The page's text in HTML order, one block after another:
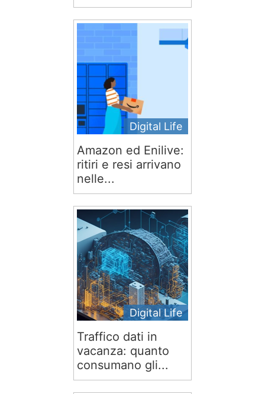
Digital Life
Amazon ed Enilive:
ritiri e resi arrivano
nelle...
Digital Life
Traffico dati in
vacanza: quanto
consumano gli...